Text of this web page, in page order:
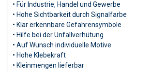
• Für Industrie, Handel und Gewerbe
• Hohe Sichtbarkeit durch Signalfarbe
• Klar erkennbare Gefahrensymbole
• Hilfe bei der Unfallverhütung
• Auf Wunsch individuelle Motive
• Hohe Klebekraft
• Kleinmengen lieferbar